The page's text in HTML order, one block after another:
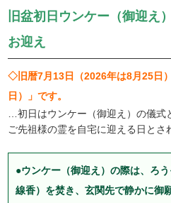
旧盆初日ウンケー（御迎え
お迎え
◇旧暦7月13日（2026年は8月25日
日）」です。
…初日はウンケー（御迎え）の儀
ご先祖様の霊を自宅に迎える日とさ
●ウンケー（御迎え）の際は、ろ
線香）を焚き、玄関先で静かに御